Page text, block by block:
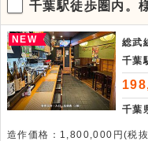
千葉駅徒歩圏内。
華街にある居酒屋
NEW
総武
千葉
千葉
造作価格：1,800,000円(税